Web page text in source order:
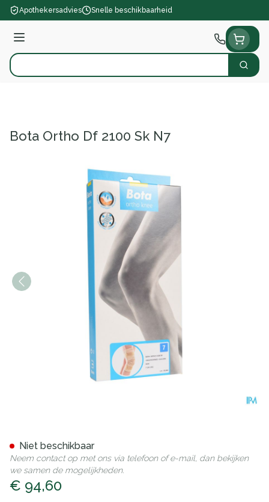
Ga naar de inhoud
Apothekersadvies Snelle beschikbaarheid
Menu
Product, merk, categorie... Zoek
Bota Ortho Df 2100 Sk N7
€ 94,60
Niet beschikbaar
Neem contact op met ons via telefoon of e-mail, dan bekijken
we samen de mogelijkheden.